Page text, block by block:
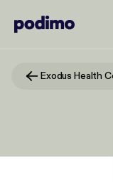
Exodus Health